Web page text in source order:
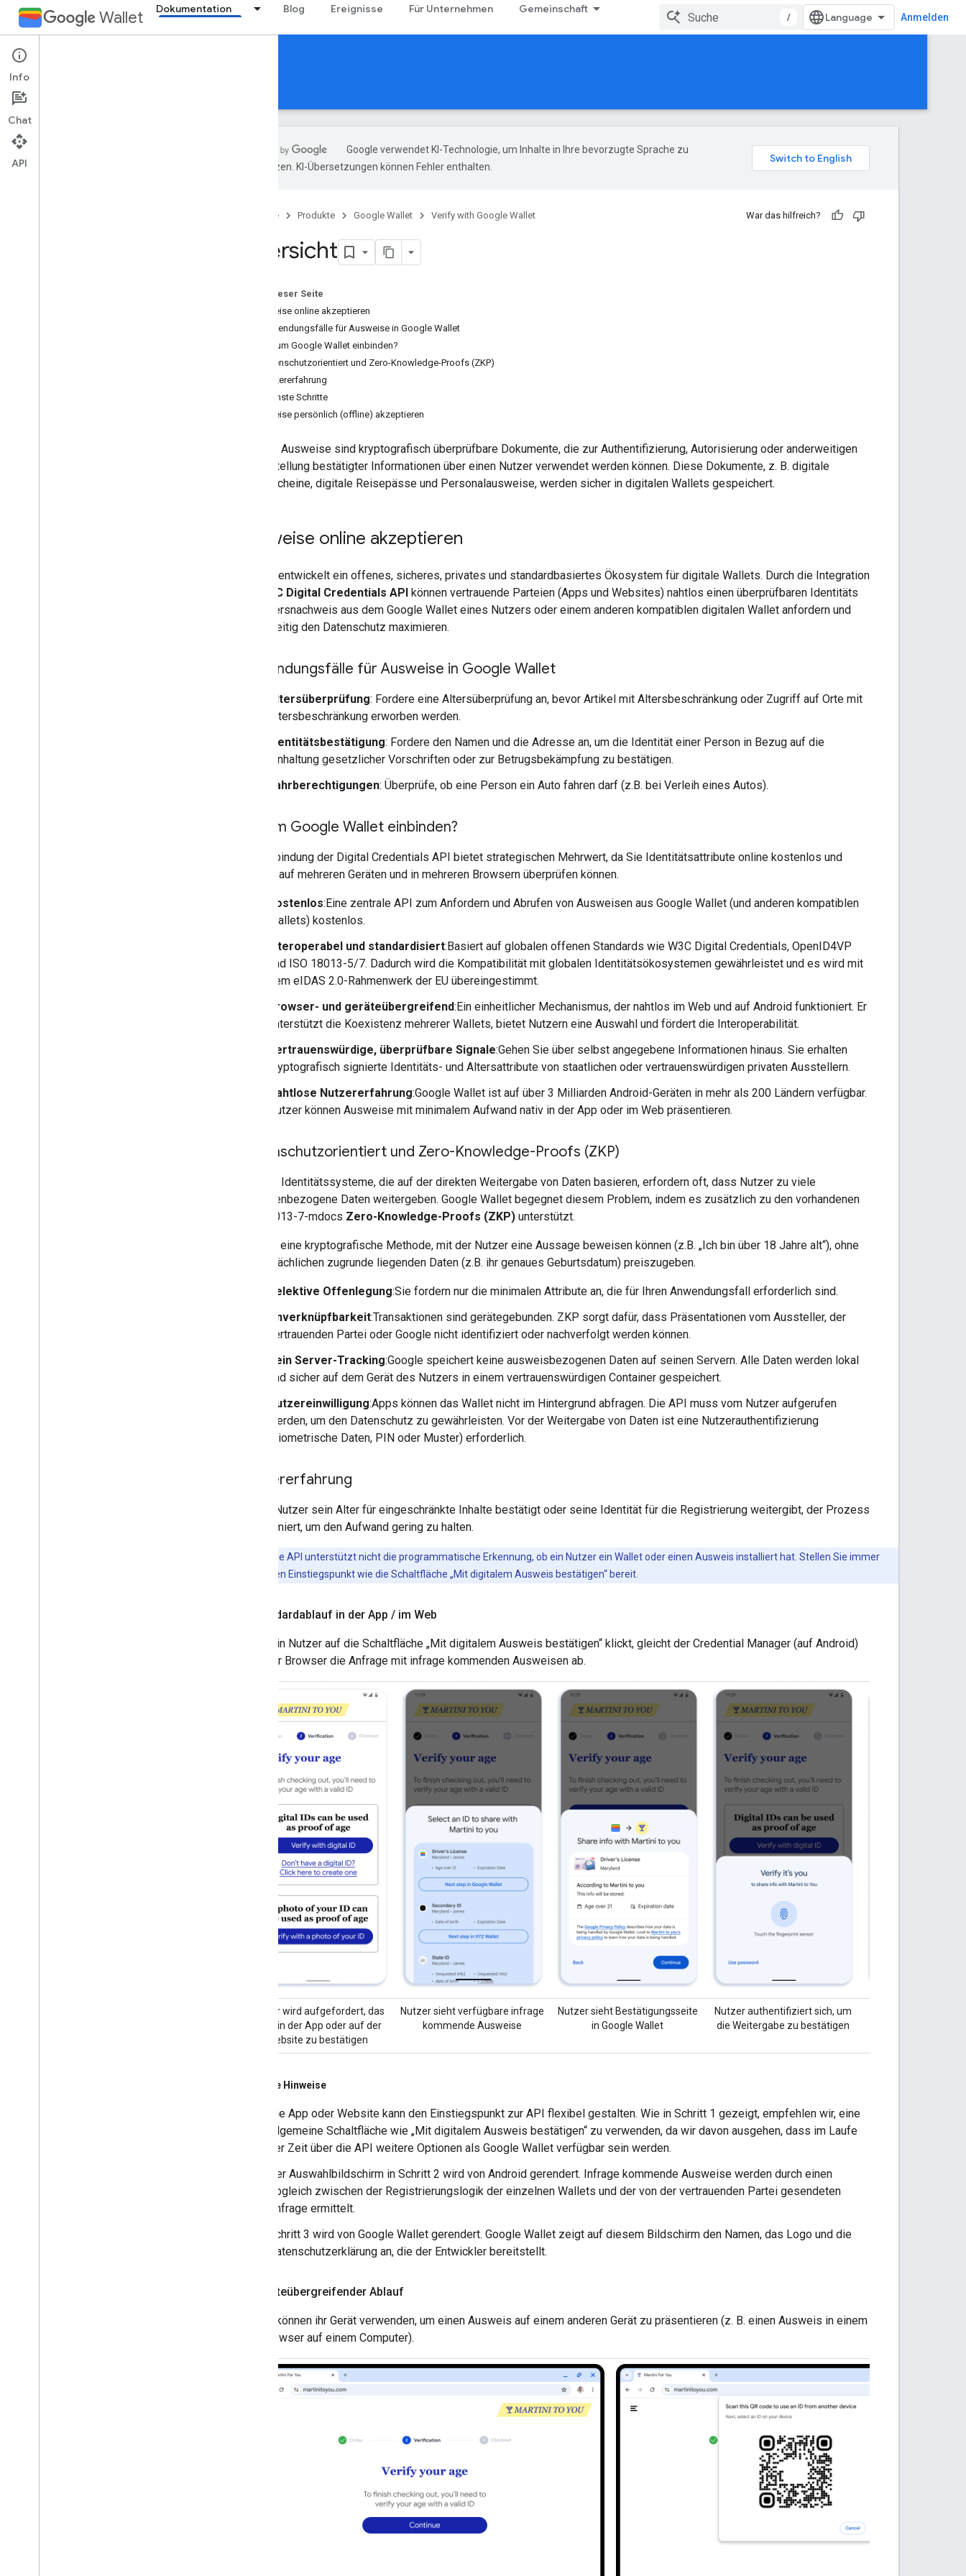
Wallet Dokumentation Blog Ereignisse Für Unternehmen Gemeinschaft
/ Anmelden
Verify with Google Wallet
Referenzen
Google verwendet KI-Technologie, um Inhalte in Ihre bevorzugte Sprache zu
übersetzen. KI-Übersetzungen können Fehler enthalten.
Startseite Produkte Google Wallet Verify with Google Wallet War das hilfreich?
Übersicht
Auf dieser Seite
Ausweise online akzeptieren
Anwendungsfälle für Ausweise in Google Wallet
Warum Google Wallet einbinden?
Datenschutzorientiert und Zero-Knowledge-Proofs (ZKP)
Nutzererfahrung
Nächste Schritte
Ausweise persönlich (offline) akzeptieren
Digitale Ausweise sind kryptografisch überprüfbare Dokumente, die zur Authentifizierung, Autorisierung oder anderweitigen
Bereitstellung bestätigter Informationen über einen Nutzer verwendet werden können. Diese Dokumente, z. B. digitale
Führerscheine, digitale Reisepässe und Personalausweise, werden sicher in digitalen Wallets gespeichert.
Ausweise online akzeptieren
Google entwickelt ein offenes, sicheres, privates und standardbasiertes Ökosystem für digitale Wallets. Durch die Integration
W3C Digital Credentials API können vertrauende Parteien (Apps und Websites) nahtlos einen überprüfbaren Identitäts
und Altersnachweis aus dem Google Wallet eines Nutzers oder einem anderen kompatiblen digitalen Wallet anfordern und
gleichzeitig den Datenschutz maximieren.
Anwendungsfälle für Ausweise in Google Wallet
Altersüberprüfung: Fordere eine Altersüberprüfung an, bevor Artikel mit Altersbeschränkung oder Zugriff auf Orte mit
Altersbeschränkung erworben werden.
Identitätsbestätigung: Fordere den Namen und die Adresse an, um die Identität einer Person in Bezug auf die
Einhaltung gesetzlicher Vorschriften oder zur Betrugsbekämpfung zu bestätigen.
Fahrberechtigungen: Überprüfe, ob eine Person ein Auto fahren darf (z.B. bei Verleih eines Autos).
Warum Google Wallet einbinden?
Die Einbindung der Digital Credentials API bietet strategischen Mehrwert, da Sie Identitätsattribute online kostenlos und
nahtlos auf mehreren Geräten und in mehreren Browsern überprüfen können.
Kostenlos:Eine zentrale API zum Anfordern und Abrufen von Ausweisen aus Google Wallet (und anderen kompatiblen
Wallets) kostenlos.
Interoperabel und standardisiert:Basiert auf globalen offenen Standards wie W3C Digital Credentials, OpenID4VP
und ISO 18013-5/7. Dadurch wird die Kompatibilität mit globalen Identitätsökosystemen gewährleistet und es wird mit
dem eIDAS 2.0-Rahmenwerk der EU übereingestimmt.
Browser- und geräteübergreifend:Ein einheitlicher Mechanismus, der nahtlos im Web und auf Android funktioniert. Er
unterstützt die Koexistenz mehrerer Wallets, bietet Nutzern eine Auswahl und fördert die Interoperabilität.
Vertrauenswürdige, überprüfbare Signale:Gehen Sie über selbst angegebene Informationen hinaus. Sie erhalten
kryptografisch signierte Identitäts- und Altersattribute von staatlichen oder vertrauenswürdigen privaten Ausstellern.
Nahtlose Nutzererfahrung:Google Wallet ist auf über 3 Milliarden Android-Geräten in mehr als 200 Ländern verfügbar.
Nutzer können Ausweise mit minimalem Aufwand nativ in der App oder im Web präsentieren.
Datenschutzorientiert und Zero-Knowledge-Proofs (ZKP)
Digitale Identitätssysteme, die auf der direkten Weitergabe von Daten basieren, erfordern oft, dass Nutzer zu viele
personenbezogene Daten weitergeben. Google Wallet begegnet diesem Problem, indem es zusätzlich zu den vorhandenen
ISO 18013-7-mdocs Zero-Knowledge-Proofs (ZKP) unterstützt.
ZKP ist eine kryptografische Methode, mit der Nutzer eine Aussage beweisen können (z.B. „Ich bin über 18 Jahre alt“), ohne
die tatsächlichen zugrunde liegenden Daten (z.B. ihr genaues Geburtsdatum) preiszugeben.
Selektive Offenlegung:Sie fordern nur die minimalen Attribute an, die für Ihren Anwendungsfall erforderlich sind.
Unverknüpfbarkeit:Transaktionen sind gerätegebunden. ZKP sorgt dafür, dass Präsentationen vom Aussteller, der
vertrauenden Partei oder Google nicht identifiziert oder nachverfolgt werden können.
Kein Server-Tracking:Google speichert keine ausweisbezogenen Daten auf seinen Servern. Alle Daten werden lokal
und sicher auf dem Gerät des Nutzers in einem vertrauenswürdigen Container gespeichert.
Nutzereinwilligung:Apps können das Wallet nicht im Hintergrund abfragen. Die API muss vom Nutzer aufgerufen
werden, um den Datenschutz zu gewährleisten. Vor der Weitergabe von Daten ist eine Nutzerauthentifizierung
(biometrische Daten, PIN oder Muster) erforderlich.
Nutzererfahrung
Ob ein Nutzer sein Alter für eingeschränkte Inhalte bestätigt oder seine Identität für die Registrierung weitergibt, der Prozess
ist optimiert, um den Aufwand gering zu halten.
Die API unterstützt nicht die programmatische Erkennung, ob ein Nutzer ein Wallet oder einen Ausweis installiert hat. Stellen Sie immer
einen sichtbaren Einstiegspunkt wie die Schaltfläche „Mit digitalem Ausweis bestätigen“ bereit.
Standardablauf in der App / im Web
Wenn ein Nutzer auf die Schaltfläche „Mit digitalem Ausweis bestätigen“ klickt, gleicht der Credential Manager (auf Android)
oder der Browser die Anfrage mit infrage kommenden Ausweisen ab.
Nutzer wird aufgefordert, das
Alter in der App oder auf der
Website zu bestätigen
Nutzer sieht verfügbare infrage
kommende Ausweise
Nutzer sieht Bestätigungsseite
in Google Wallet
Nutzer authentifiziert sich, um
die Weitergabe zu bestätigen
Wichtige Hinweise
Die App oder Website kann den Einstiegspunkt zur API flexibel gestalten. Wie in Schritt 1 gezeigt, empfehlen wir, eine
allgemeine Schaltfläche wie „Mit digitalem Ausweis bestätigen“ zu verwenden, da wir davon ausgehen, dass im Laufe
der Zeit über die API weitere Optionen als Google Wallet verfügbar sein werden.
Der Auswahlbildschirm in Schritt 2 wird von Android gerendert. Infrage kommende Ausweise werden durch einen
Abgleich zwischen der Registrierungslogik der einzelnen Wallets und der von der vertrauenden Partei gesendeten
Anfrage ermittelt.
Schritt 3 wird von Google Wallet gerendert. Google Wallet zeigt auf diesem Bildschirm den Namen, das Logo und die
Datenschutzerklärung an, die der Entwickler bereitstellt.
Geräteübergreifender Ablauf
Nutzer können ihr Gerät verwenden, um einen Ausweis auf einem anderen Gerät zu präsentieren (z. B. einen Ausweis in einem
Webbrowser auf einem Computer).
Info
Chat
API